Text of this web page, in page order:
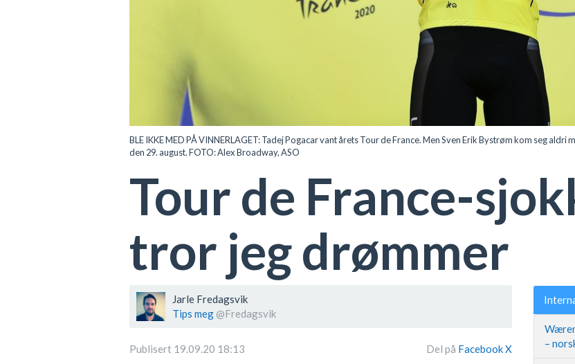
BLE IKKE MED PÅ VINNERLAGET: Tadej Pogacar vant årets Tour de France. Men Sven Erik Bystrøm kom seg
den 29. august. FOTO: Alex Broadway, ASO
Tour de France-
tror jeg drømmer
Jarle Fredagsvik
Tips meg @Fredagsvik
Publisert 19.09.20 18:13 Del på FacebookX
–